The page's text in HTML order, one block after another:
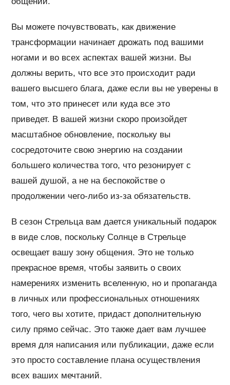
Вы можете почувствовать, как движение
трансформации начинает дрожать под вашими
ногами и во всех аспектах вашей жизни. Вы
должны верить, что все это происходит ради
вашего высшего блага, даже если вы не уверены в
том, что это принесет или куда все это
приведет. В вашей жизни скоро произойдет
масштабное обновление, поскольку вы
сосредоточите свою энергию на создании
большего количества того, что резонирует с
вашей душой, а не на беспокойстве о
продолжении чего-либо из-за обязательств.
В сезон Стрельца вам дается уникальный подарок
в виде слов, поскольку Солнце в Стрельце
освещает вашу зону общения. Это не только
прекрасное время, чтобы заявить о своих
намерениях изменить вселенную, но и пропаганда
в личных или профессиональных отношениях
того, чего вы хотите, придаст дополнительную
силу прямо сейчас. Это также дает вам лучшее
время для написания или публикации, даже если
это просто составление плана осуществления
всех ваших мечтаний.